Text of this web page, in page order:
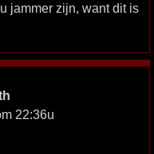
jammer zijn, want dit is
22:36u